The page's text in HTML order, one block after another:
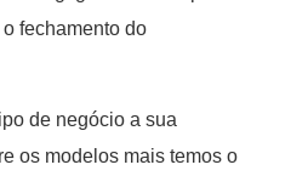
fechamento do
de negócio a sua
os modelos mais temos o